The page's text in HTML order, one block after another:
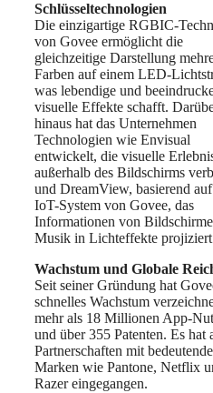
Schlüsseltechnologien
Die einzigartige RGBIC-
von Govee ermöglicht die
gleichzeitige Darstellung
Farben auf einem LED-
was lebendige und
visuelle Effekte schafft.
hinaus hat das Unternehmen
Technologien wie Envisual
entwickelt, die visuelle
außerhalb des Bildschirms
und DreamView, basierend
IoT-System von Govee, das
Informationen von
Musik in Lichteffekte
Wachstum und Globale
Seit seiner Gründung hat
schnelles Wachstum
mehr als 18 Millionen App-
und über 355 Patenten. Es hat
Partnerschaften mit
Marken wie Pantone, Netflix
Razer eingegangen.